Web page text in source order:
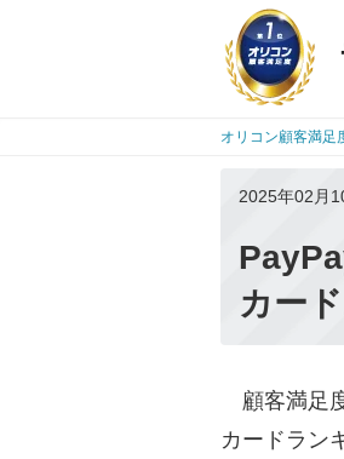
オリコン顧客満足
2025年02月
カー
顧客満足
カードラン